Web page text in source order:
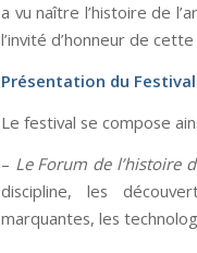
a vu naître l’histoire de
l’invité d’honneur de
Présentation du Festival
Le festival se compose
– Le Forum de l’histoire
discipline, les
marquantes, les